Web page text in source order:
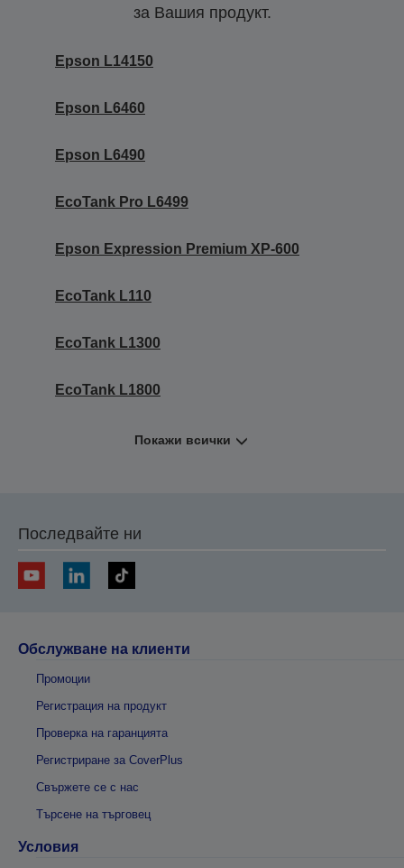
за Вашия продукт.
Epson L14150
Epson L6460
Epson L6490
EcoTank Pro L6499
Epson Expression Premium XP-600
EcoTank L110
EcoTank L1300
EcoTank L1800
Покажи всички
Последвайте ни
Обслужване на клиенти
Промоции
Регистрация на продукт
Проверка на гаранцията
Регистриране за CoverPlus
Свържете се с нас
Търсене на търговец
Условия